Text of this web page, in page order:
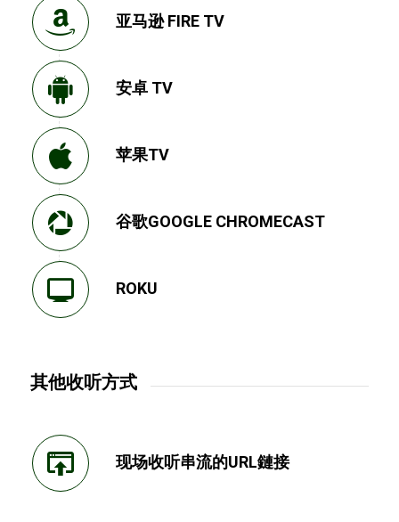
亚马逊 FIRE TV
安卓 TV
苹果TV
谷歌GOOGLE CHROMECAST
ROKU
其他收听方式
现场收听串流的URL鏈接